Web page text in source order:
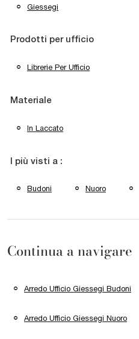
Giessegi
Prodotti per ufficio
Librerie Per Ufficio
Materiale
In Laccato
I più visti a :
Budoni Nuoro
Continua a navigare
Arredo Ufficio Giessegi Budoni
Arredo Ufficio Giessegi Nuoro